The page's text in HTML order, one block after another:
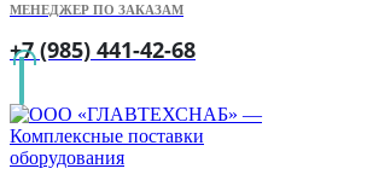
МЕНЕДЖЕР ПО ЗАКАЗАМ
+7 (985) 441-42-68